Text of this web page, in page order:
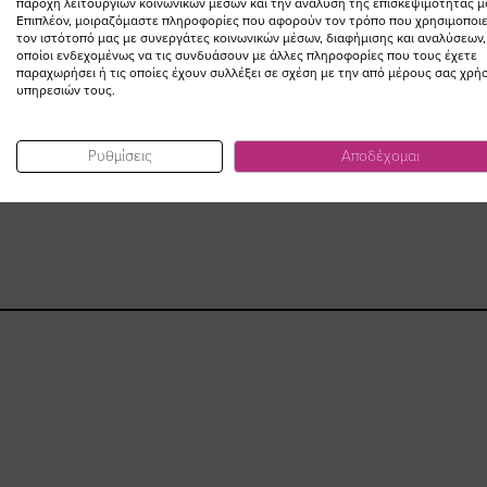
παροχή λειτουργιών κοινωνικών μέσων και την ανάλυση της επισκεψιμότητάς
Επιπλέον, μοιραζόμαστε πληροφορίες που αφορούν τον τρόπο που
τον ιστότοπό μας με συνεργάτες κοινωνικών μέσων, διαφήμισης και αναλύσεων,
οποίοι ενδεχομένως να τις συνδυάσουν με άλλες πληροφορίες που τους έχετε
παραχωρήσει ή τις οποίες έχουν συλλέξει σε σχέση με την από μέρους σας
υπηρεσιών τους.
Ρυθμίσεις Αποδέχομαι